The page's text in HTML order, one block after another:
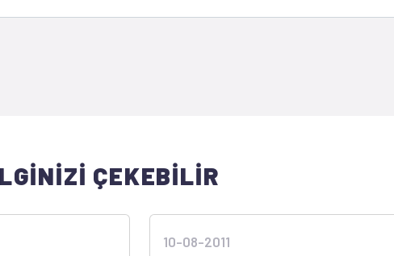
ÇEKEBİLİR
10-08-2011